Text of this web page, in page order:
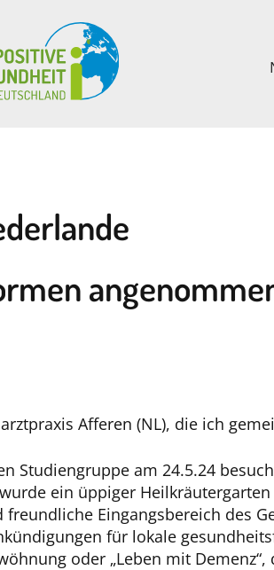
Afferen (NL), die ich
Studiengruppe am 24.5.24
ein üppiger
Eingangsbereich des
für lokale
oder „Leben mit